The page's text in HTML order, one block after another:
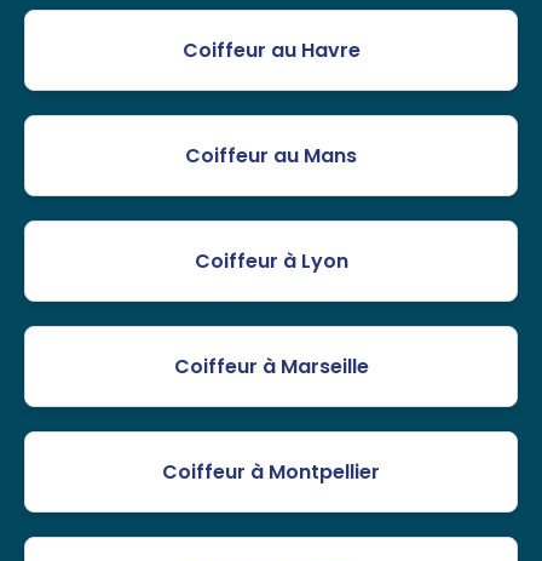
Coiffeur au Havre
Coiffeur au Mans
Coiffeur à Lyon
Coiffeur à Marseille
Coiffeur à Montpellier